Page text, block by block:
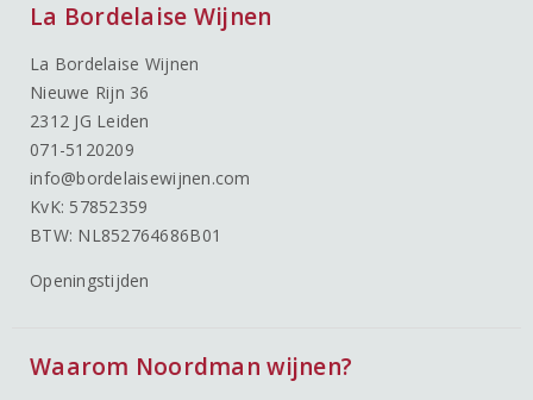
La Bordelaise Wijnen
La Bordelaise Wijnen
Nieuwe Rijn 36
2312 JG Leiden
071-5120209
info@bordelaisewijnen.com
KvK: 57852359
BTW: NL852764686B01
Openingstijden
Waarom Noordman wijnen?